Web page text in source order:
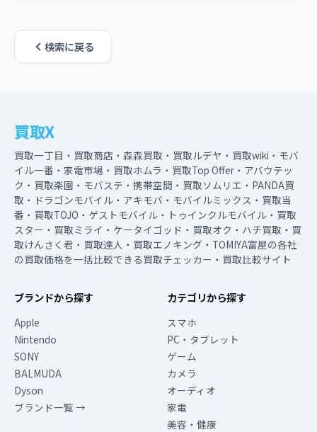
検索に戻る
買取X
買取一丁目・買取商店・森森買取・買取ルデヤ・買取wiki・モバ
イル一番・家電市場・買取ホムラ・買取Top Offer・アバウテッ
ク・買取楽園・モバステ・携帯空間・買取ソムリエ・PANDA買
取・ドラゴンモバイル・アキモバ・モバイルミックス・買取当
番・買取TOJO・ゲストモバイル・トゥインクルモバイル・買取
スター・買取ミライ・ケータイゴッド・買取オク・ハチ買取・買
取けんさく君・買取達人・買取エノキング・TOMIYA富屋の各社
の買取価格を一括比較できる買取チェッカー・買取比較サイト
ブランドから探す
Apple
Nintendo
SONY
BALMUDA
Dyson
ブランド一覧 →
カテゴリから探す
スマホ
PC・タブレット
ゲーム
カメラ
オーディオ
家電
美容・健康